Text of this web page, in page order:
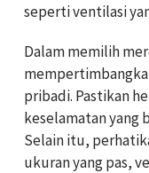
seperti ventilasi
Dalam memilih
pribadi. Pastikan
keselamatan yang
Selain itu,
ukuran yang pas,